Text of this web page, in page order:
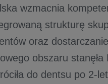
wzmacnia
strukturę
oraz
obszaru
do dentsu po 2-